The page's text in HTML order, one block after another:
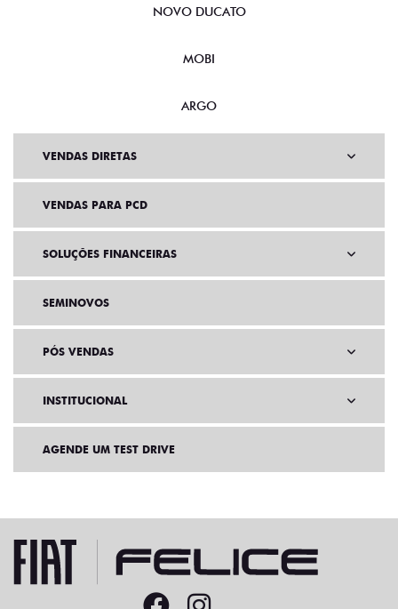
NOVO DUCATO
MOBI
ARGO
VENDAS DIRETAS
VENDAS PARA PCD
SOLUÇÕES FINANCEIRAS
SEMINOVOS
PÓS VENDAS
INSTITUCIONAL
AGENDE UM TEST DRIVE